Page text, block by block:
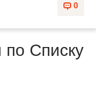
0
Списку